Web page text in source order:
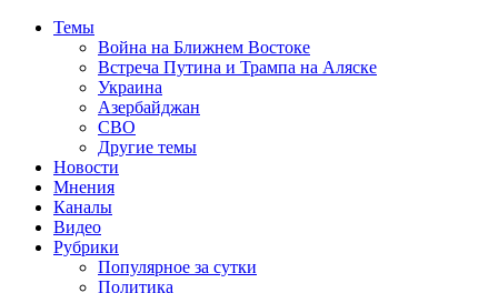
Темы
Война на Ближнем Востоке
Встреча Путина и Трампа на Аляске
Украина
Азербайджан
СВО
Другие темы
Новости
Мнения
Каналы
Видео
Рубрики
Популярное за сутки
Политика